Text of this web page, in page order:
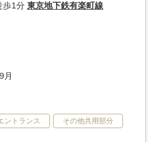
歩1分 東京地下鉄有楽町線
月
ントランス その他共用部分